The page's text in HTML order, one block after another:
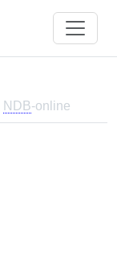
NDB-online